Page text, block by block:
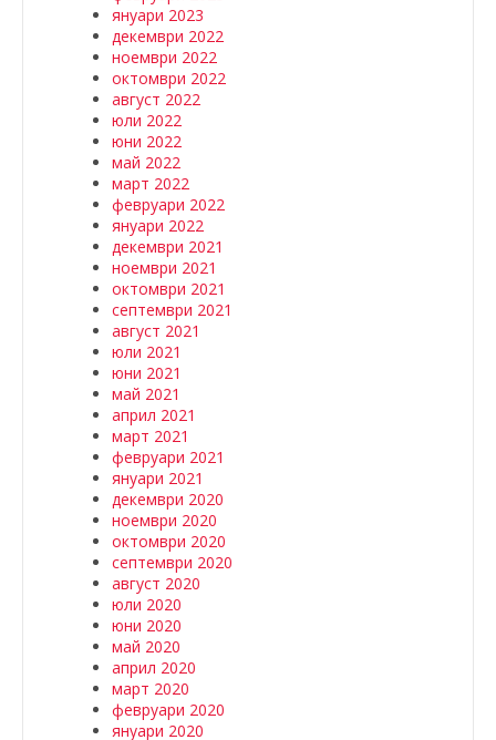
януари 2023
декември 2022
ноември 2022
октомври 2022
август 2022
юли 2022
юни 2022
май 2022
март 2022
февруари 2022
януари 2022
декември 2021
ноември 2021
октомври 2021
септември 2021
август 2021
юли 2021
юни 2021
май 2021
април 2021
март 2021
февруари 2021
януари 2021
декември 2020
ноември 2020
октомври 2020
септември 2020
август 2020
юли 2020
юни 2020
май 2020
април 2020
март 2020
февруари 2020
януари 2020